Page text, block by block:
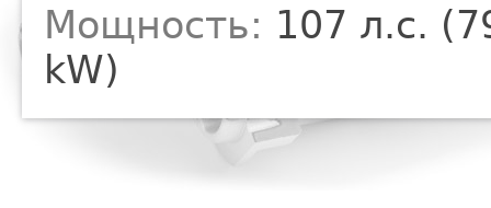
Мощность: 107 л.с.
kW)